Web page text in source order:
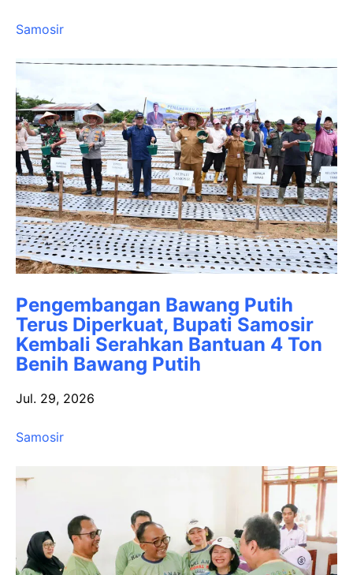
Samosir
Pengembangan Bawang Putih
Terus Diperkuat, Bupati Samosir
Kembali Serahkan Bantuan 4 Ton
Benih Bawang Putih
Jul. 29, 2026
Samosir